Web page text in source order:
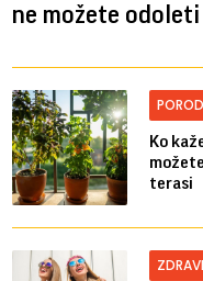
ne možete odoleti
Ko
terasi